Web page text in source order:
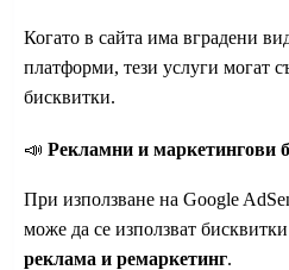
Когато в сайта има вградени
платформи, тези услуги могат
бисквитки.
📣 Рекламни и маркетингови
При използване на Google
може да се използват бисквитки
реклама и ремаркетинг.